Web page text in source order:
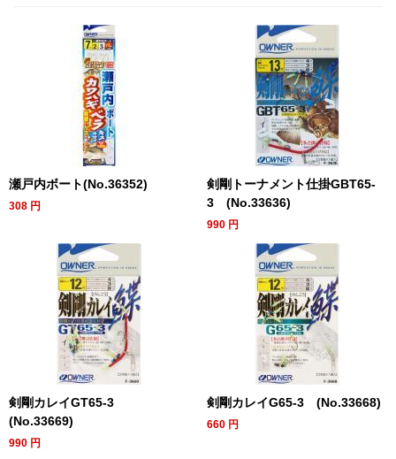
瀬戸内ボート(No.36352)
308 円
剣剛トーナメント仕掛GBT65-
3 (No.33636)
990 円
剣剛カレイGT65-3
(No.33669)
990 円
剣剛カレイG65-3 (No.33668)
660 円